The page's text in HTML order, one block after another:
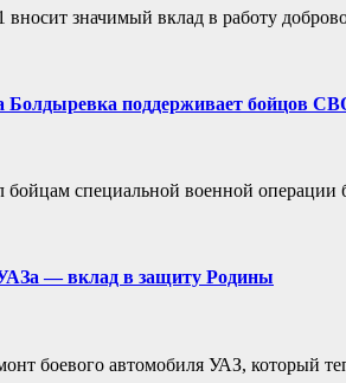
значимый вклад в работу
поддерживает бойцов
бойцам специальной военной
— вклад в защиту Родины
боевого автомобиля УАЗ, который